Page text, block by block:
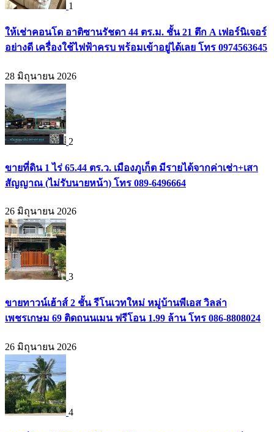
1
ให้เช่าคอนโด อาติซานรัชดา 44 ตร.ม. ชั้น 21 ตึก A เฟอร์นิเจอร์
อย่างดี เครื่องใช้ไฟฟ้าครบ พร้อมเข้าอยู่ได้เลย โทร 0974563645
28 มิถุนายน 2026
2
ขายที่ดิน 1 ไร่ 65.44 ตร.ว. เมืองภูเก็ต มีรายได้จากค่าเช่า+เสา
สัญญาณ (ไม่รับนายหน้า) โทร 089-6496664
26 มิถุนายน 2026
3
ขายทาวน์เฮ้าส์ 2 ชั้น รีโนเวทใหม่ หมู่บ้านพีเอส วิลล่า
เพชรเกษม 69 ติดถนนเมน ฟรีโอน 1.99 ล้าน โทร 086-8808024
26 มิถุนายน 2026
4